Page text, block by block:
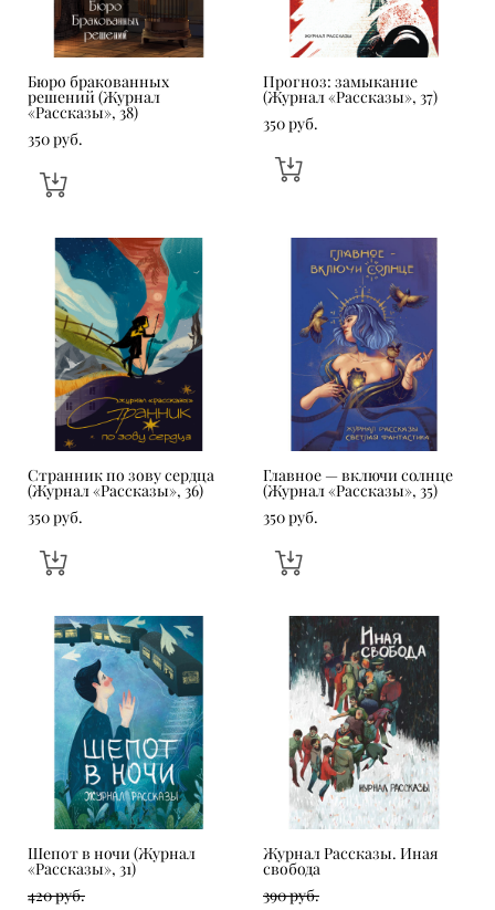
Бюро бракованных
решений (Журнал
«Рассказы», 38)
350 pуб.
Прогноз: замыкание
(Журнал «Рассказы», 37)
350 pуб.
Странник по зову сердца
(Журнал «Рассказы», 36)
350 pуб.
Главное — включи солнце
(Журнал «Рассказы», 35)
350 pуб.
Шепот в ночи (Журнал
«Рассказы», 31)
420 pуб.
Журнал Рассказы. Иная
свобода
390 pуб.